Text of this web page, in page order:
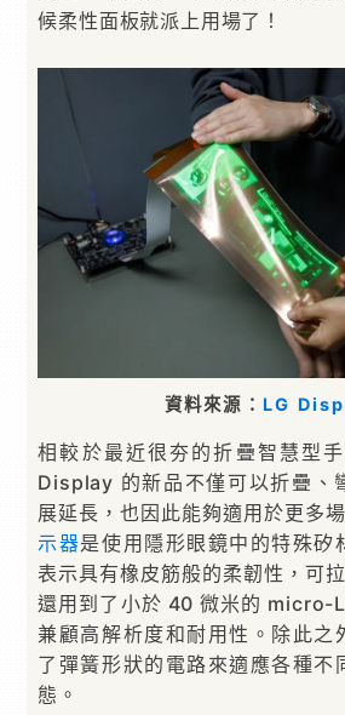
候柔性面板就派上用場了！
資料來源： LG
相較於最近很夯的折疊智慧型
Display 的新品不僅可以折疊、
展延長，也因此能夠適用於更多
示器是使用隱形眼鏡中的特殊矽
表示具有橡皮筋般的柔韌性，可
還用到了小於 40 微米的 micro-
兼顧高解析度和耐用性。除此之
了彈簧形狀的電路來適應各種不
態。